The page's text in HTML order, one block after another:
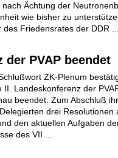
Ächtung der
wie bisher zu
Friedensrates der DDR
der PVAP beendet
ZK-Plenum
II. Landeskonferenz der
beendet. Zum Abschluß
drei Resolutionen
den aktuellen Aufgaben
des VII ...